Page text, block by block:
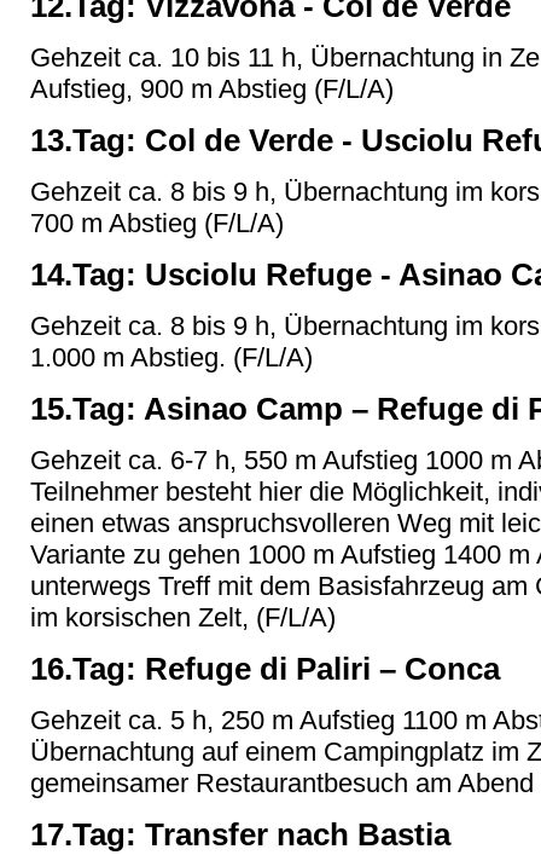
Gehzeit ca. 10 bis 11 h, Übernachtung in
Aufstieg, 900 m Abstieg (F/L/A)
13.Tag: Col de Verde - Usciolu
Gehzeit ca. 8 bis 9 h, Übernachtung im
700 m Abstieg (F/L/A)
14.Tag: Usciolu Refuge - Asinao
Gehzeit ca. 8 bis 9 h, Übernachtung im
1.000 m Abstieg. (F/L/A)
15.Tag: Asinao Camp – Refuge di
Gehzeit ca. 6-7 h, 550 m Aufstieg 1000 m
Teilnehmer besteht hier die Möglichkeit,
einen etwas anspruchsvolleren Weg mit
Variante zu gehen 1000 m Aufstieg 1400
unterwegs Treff mit dem Basisfahrzeug
im korsischen Zelt, (F/L/A)
16.Tag: Refuge di Paliri – Conca
Gehzeit ca. 5 h, 250 m Aufstieg 1100 m
Übernachtung auf einem Campingplatz im
gemeinsamer Restaurantbesuch am Abend
17.Tag: Transfer nach Bastia